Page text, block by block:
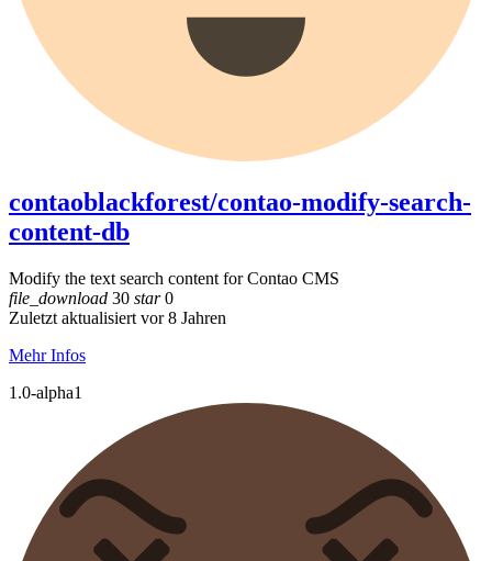
contaoblackforest/contao-modify-search-
content-db
Modify the text search content for Contao CMS
file_download 30 star0
Zuletzt aktualisiert vor 8 Jahren
Mehr Infos
1.0-alpha1